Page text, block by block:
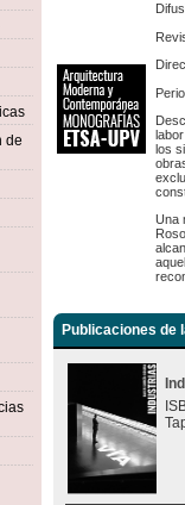
de
los
Una
Publicaciones de